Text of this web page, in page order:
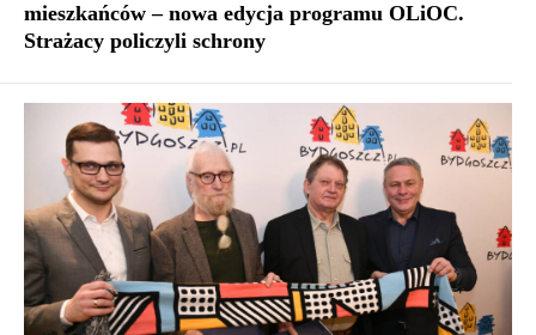
mieszkańców – nowa edycja programu OLiOC.
Strażacy policzyli schrony